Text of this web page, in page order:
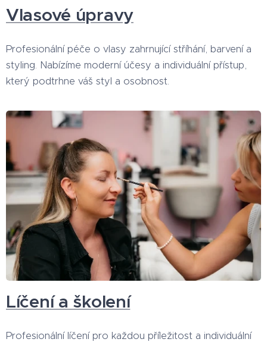
Vlasové úpravy
Profesionální péče o vlasy zahrnující stříhání, barvení a
styling. Nabízíme moderní účesy a individuální přístup,
který podtrhne váš styl a osobnost.
Líčení a školení
Profesionální líčení pro každou příležitost a individuální